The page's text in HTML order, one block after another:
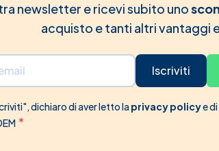
newsletter e ricevi subito uno
acquisto e tanti altri vantaggi
Iscriviti
dichiaro di aver letto laprivacy policye